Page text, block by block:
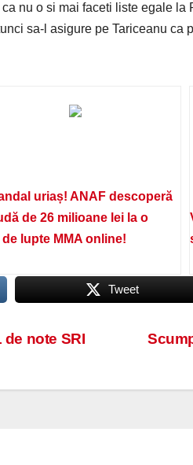
nu o si mai faceti liste egale la
sa-l asigure pe Tariceanu ca
uriaș! ANAF descoperă
de 26 milioane lei la o
lupte MMA online!
Tweet
note SRI